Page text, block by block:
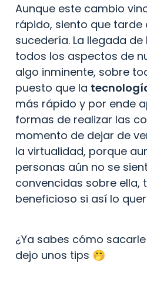
Aunque este cambio
rápido, siento que tarde
sucedería. La llegada
todos los aspectos de
algo inminente, sobre
puesto que la
más rápido y por ende
formas de realizar las
momento de dejar de
la virtualidad, porque
personas aún no se
convencidas sobre ella,
beneficioso si así lo
¿Ya sabes cómo
dejo unos tips 🤭